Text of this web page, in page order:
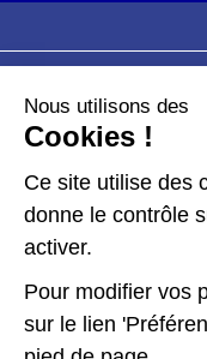
Plan du site
Données
Kit de
Nous utilisons des
Cookies !
Ce site utilise des
donne le contrôle
activer.
Pour modifier vos
sur le lien